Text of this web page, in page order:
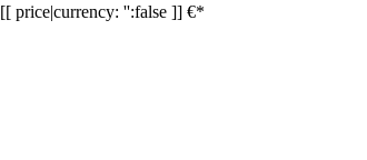
[[ price|currency: '':false ]] €*